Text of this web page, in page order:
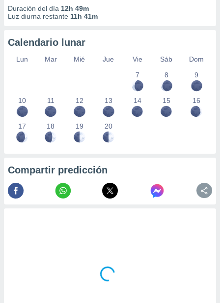
Duración del día 12h 49m
Luz diurna restante 11h 41m
Calendario lunar
Lun Mar Mié Jue Vie Sáb
Dom
7
8 9
10 11 12 13 14 15 16
17 18 19 20
Compartir predicción